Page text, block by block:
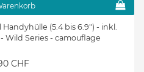
(5.4 bis 6.9") - inkl.
Wild Series - camouflage
CHF